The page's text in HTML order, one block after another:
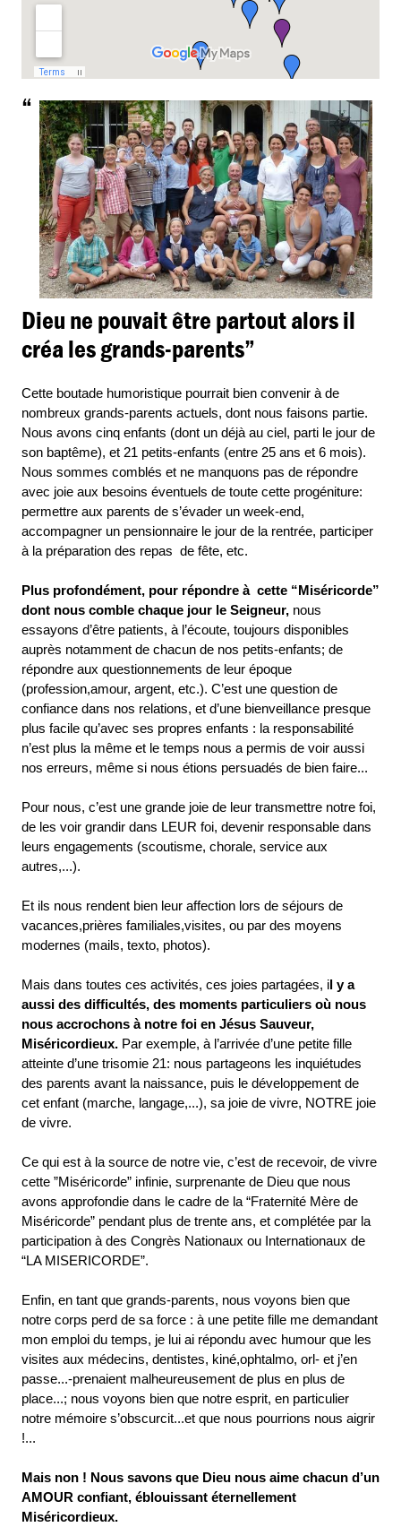
“
Dieu ne pouvait être partout alors il
créa les grands-parents”
Cette boutade humoristique pourrait bien convenir à de
nombreux grands-parents actuels, dont nous faisons partie.
Nous avons cinq enfants (dont un déjà au ciel, parti le jour de
son baptême), et 21 petits-enfants (entre 25 ans et 6 mois).
Nous sommes comblés et ne manquons pas de répondre
avec joie aux besoins éventuels de toute cette progéniture:
permettre aux parents de s’évader un week-end,
accompagner un pensionnaire le jour de la rentrée, participer
à la préparation des repas de fête, etc.
Plus profondément, pour répondre à cette “Miséricorde”
dont nous comble chaque jour le Seigneur, nous
essayons d’être patients, à l’écoute, toujours disponibles
auprès notamment de chacun de nos petits-enfants; de
répondre aux questionnements de leur époque
(profession,amour, argent, etc.). C’est une question de
confiance dans nos relations, et d’une bienveillance presque
plus facile qu’avec ses propres enfants : la responsabilité
n’est plus la même et le temps nous a permis de voir aussi
nos erreurs, même si nous étions persuadés de bien faire...
Pour nous, c’est une grande joie de leur transmettre notre foi,
de les voir grandir dans LEUR foi, devenir responsable dans
leurs engagements (scoutisme, chorale, service aux
autres,...).
Et ils nous rendent bien leur affection lors de séjours de
vacances,prières familiales,visites, ou par des moyens
modernes (mails, texto, photos).
Mais dans toutes ces activités, ces joies partagées, il y a
aussi des difficultés, des moments particuliers où nous
nous accrochons à notre foi en Jésus Sauveur,
Miséricordieux. Par exemple, à l’arrivée d’une petite fille
atteinte d’une trisomie 21: nous partageons les inquiétudes
des parents avant la naissance, puis le développement de
cet enfant (marche, langage,...), sa joie de vivre, NOTRE joie
de vivre.
Ce qui est à la source de notre vie, c’est de recevoir, de vivre
cette ”Miséricorde” infinie, surprenante de Dieu que nous
avons approfondie dans le cadre de la “Fraternité Mère de
Miséricorde” pendant plus de trente ans, et complétée par la
participation à des Congrès Nationaux ou Internationaux de
“LA MISERICORDE”.
Enfin, en tant que grands-parents, nous voyons bien que
notre corps perd de sa force : à une petite fille me demandant
mon emploi du temps, je lui ai répondu avec humour que les
visites aux médecins, dentistes, kiné,ophtalmo, orl- et j’en
passe...-prenaient malheureusement de plus en plus de
place...; nous voyons bien que notre esprit, en particulier
notre mémoire s’obscurcit...et que nous pourrions nous aigrir
!...
Mais non ! Nous savons que Dieu nous aime chacun d’un
AMOUR confiant, éblouissant éternellement
Miséricordieux.